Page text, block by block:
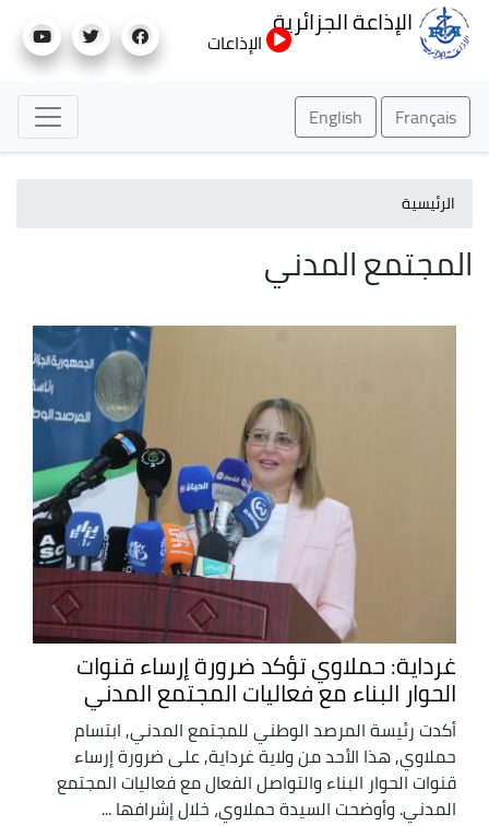
إلى
الإذاعة الجزائرية
الإذاعات
Français
English
الرئيسية
المجتمع المدني
غرداية: حملاوي تؤكد ضرورة إرساء قنوات
الحوار البناء مع فعاليات المجتمع المدني
أكدت رئيسة المرصد الوطني للمجتمع المدني, ابتسام
حملاوي, هذا الأحد من ولاية غرداية, على ضرورة إرساء
قنوات الحوار البناء والتواصل الفعال مع فعاليات المجتمع
المدني. وأوضحت السيدة حملاوي، خلال إشرافها ...